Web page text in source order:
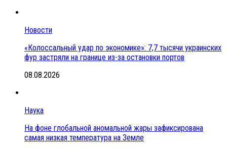
Новости
«Колоссальный удар по экономике»: 7,7 тысячи украинских
фур застряли на границе из-за остановки портов
08.08.2026
Наука
На фоне глобальной аномальной жары зафиксирована
самая низкая температура на Земле